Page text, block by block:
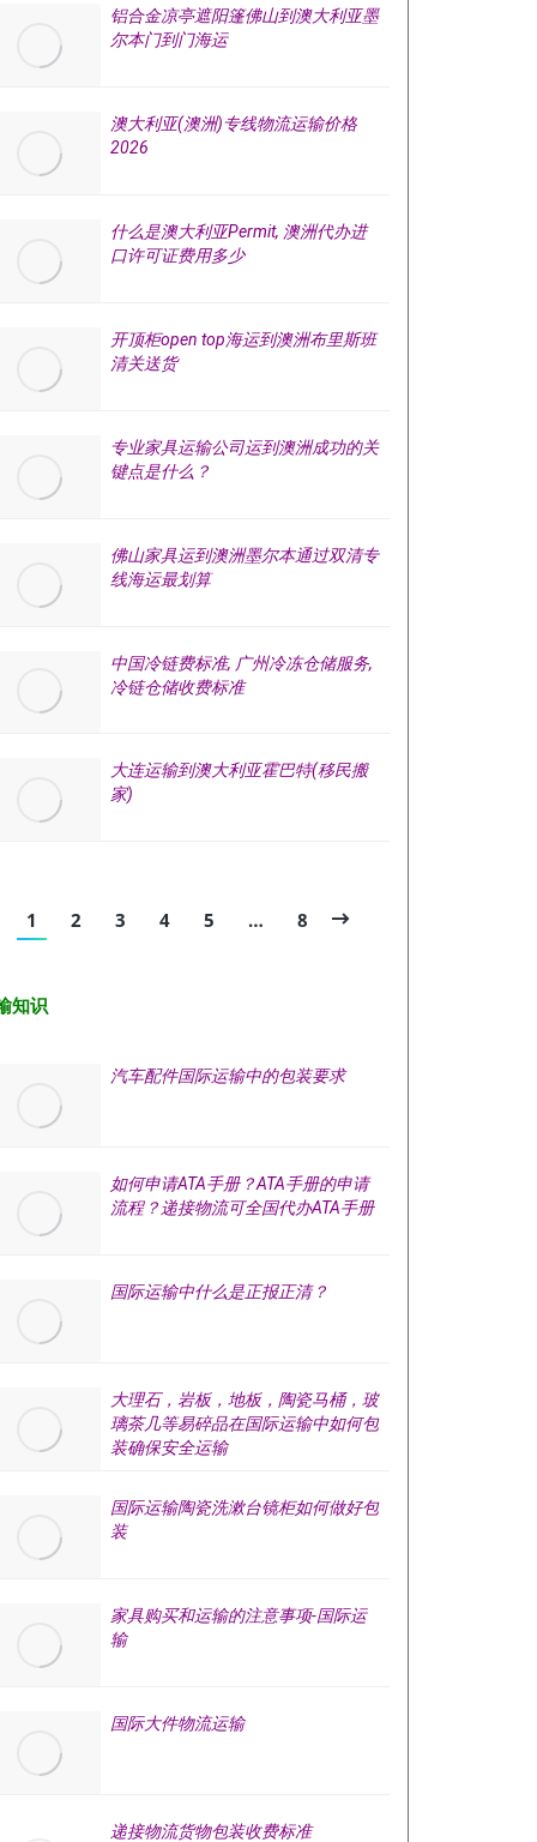
铝合金凉亭遮阳篷佛山到澳大利亚墨
尔本门到门海运
澳大利亚(澳洲)专线物流运输价格
2026
什么是澳大利亚Permit, 澳洲代办进
口许可证费用多少
开顶柜open top海运到澳洲布里斯班
清关送货
专业家具运输公司运到澳洲成功的关
键点是什么？
佛山家具运到澳洲墨尔本通过双清专
线海运最划算
中国冷链费标准, 广州冷冻仓储服务,
冷链仓储收费标准
大连运输到澳大利亚霍巴特(移民搬
家)
1 2 3 4 5 … 8
知识
汽车配件国际运输中的包装要求
如何申请ATA手册？ATA手册的申请
流程？递接物流可全国代办ATA手册
国际运输中什么是正报正清？
大理石，岩板，地板，陶瓷马桶，玻
璃茶几等易碎品在国际运输中如何包
装确保安全运输
国际运输陶瓷洗漱台镜柜如何做好包
装
家具购买和运输的注意事项-国际运
输
国际大件物流运输
递接物流货物包装收费标准